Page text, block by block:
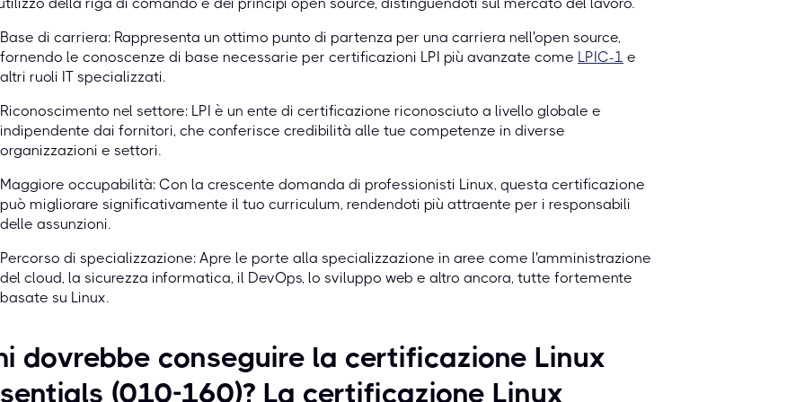
della riga di comando e dei principi open source, distinguendoti sul mercato del lavoro.
Base di carriera: Rappresenta un ottimo punto di partenza per una carriera nell'open source,
fornendo le conoscenze di base necessarie per certificazioni LPI più avanzate come LPIC-1 e
altri ruoli IT specializzati.
Riconoscimento nel settore: LPI è un ente di certificazione riconosciuto a livello globale e
indipendente dai fornitori, che conferisce credibilità alle tue competenze in diverse
organizzazioni e settori.
Maggiore occupabilità: Con la crescente domanda di professionisti Linux, questa certificazione
può migliorare significativamente il tuo curriculum, rendendoti più attraente per i responsabili
delle assunzioni.
Percorso di specializzazione: Apre le porte alla specializzazione in aree come l'amministrazione
del cloud, la sicurezza informatica, il DevOps, lo sviluppo web e altro ancora, tutte fortemente
basate su Linux.
dovrebbe conseguire la certificazione Linux
(010-160)? La certificazione Linux